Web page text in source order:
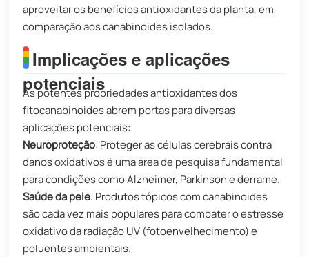
aproveitar os benefícios antioxidantes da planta, em
comparação aos canabinoides isolados.
Implicações e aplicações
potenciais
As potentes propriedades antioxidantes dos
fitocanabinoides abrem portas para diversas
aplicações potenciais:
Neuroproteção:​​ Proteger as células cerebrais contra
danos oxidativos é uma área de pesquisa fundamental
para condições como Alzheimer, Parkinson e derrame.
Saúde da pele:​​ Produtos tópicos com canabinoides
são cada vez mais populares para combater o estresse
oxidativo da radiação UV (fotoenvelhecimento) e
poluentes ambientais.